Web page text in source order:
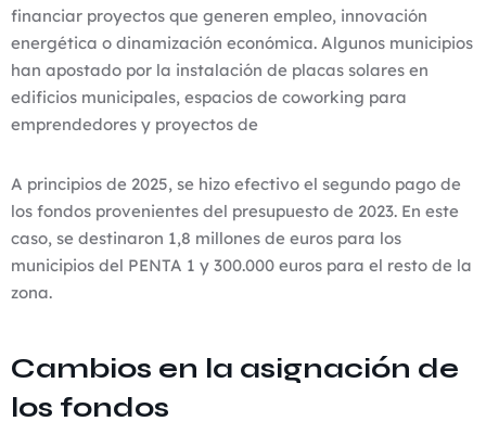
financiar proyectos que generen empleo, innovación
energética o dinamización económica. Algunos municipios
han apostado por la instalación de placas solares en
edificios municipales, espacios de coworking para
emprendedores y proyectos de
A principios de 2025, se hizo efectivo el segundo pago de
los fondos provenientes del presupuesto de 2023. En este
caso, se destinaron 1,8 millones de euros para los
municipios del PENTA 1 y 300.000 euros para el resto de la
zona.
Cambios en la asignación de
los fondos